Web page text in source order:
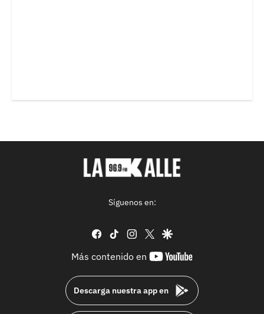
Síguenos en:
facebook
tiktok instagram
twittergoogle
Más contenido en
youtube-
Descarga nuestra app en